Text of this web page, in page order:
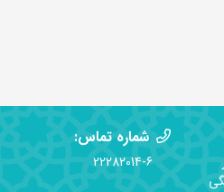
شماره تماس:
22282014-6